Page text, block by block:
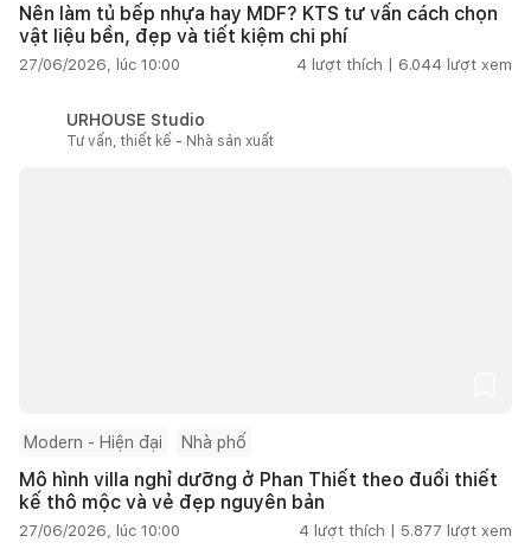
Nên làm tủ bếp nhựa hay MDF? KTS tư vấn cách chọn
vật liệu bền, đẹp và tiết kiệm chi phí
27/06/2026, lúc 10:00 4 lượt thích | 6.044 lượt xem
URHOUSE Studio
Tư vấn, thiết kế - Nhà sản xuất
Modern - Hiện đại Nhà phố
Mô hình villa nghỉ dưỡng ở Phan Thiết theo đuổi thiết
kế thô mộc và vẻ đẹp nguyên bản
27/06/2026, lúc 10:00 4 lượt thích | 5.877 lượt xem